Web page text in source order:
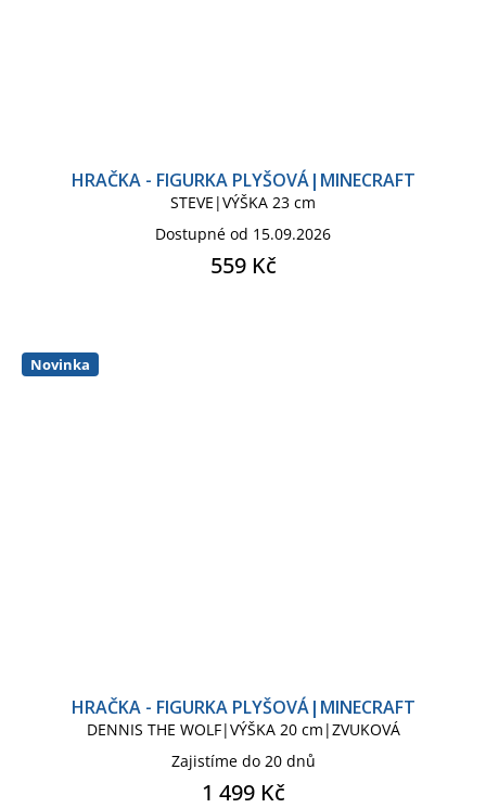
HRAČKA - FIGURKA PLYŠOVÁ|MINECRAFT
STEVE|VÝŠKA 23 cm
Dostupné od 15.09.2026
559 Kč
Novinka
HRAČKA - FIGURKA PLYŠOVÁ|MINECRAFT
DENNIS THE WOLF|VÝŠKA 20 cm|ZVUKOVÁ
Zajistíme do 20 dnů
1 499 Kč